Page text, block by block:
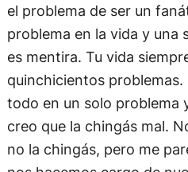
el problema de ser un
problema en la vida y una
es mentira. Tu vida
quinchicientos
todo en un solo problema
creo que la chingás mal.
no la chingás, pero me